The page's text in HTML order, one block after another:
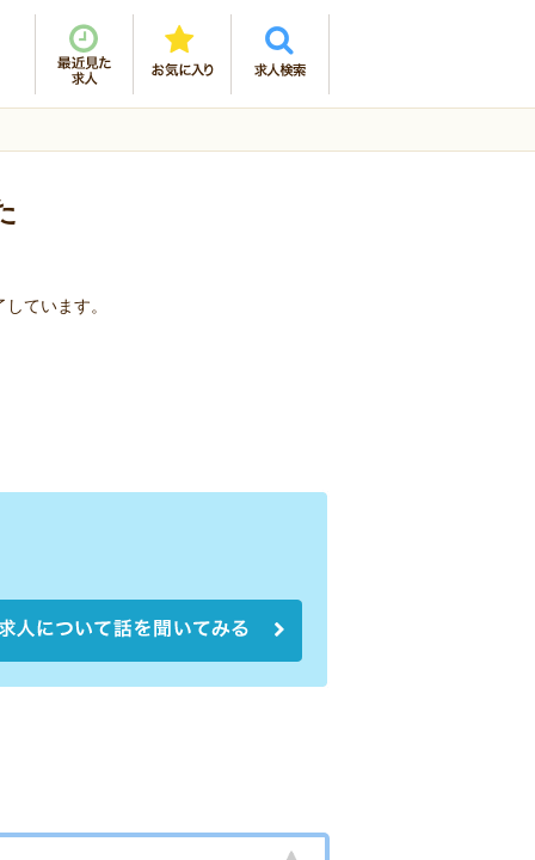
ています。